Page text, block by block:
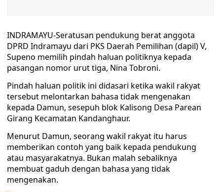
INDRAMAYU-Seratusan pendukung berat anggota
DPRD Indramayu dari PKS Daerah Pemilihan (dapil) V,
Supeno memilih pindah haluan politiknya kepada
pasangan nomor urut tiga, Nina Tobroni.
Pindah haluan politik ini didasari ketika wakil rakyat
tersebut melontarkan bahasa tidak mengenakan
kepada Damun, sesepuh blok Kalisong Desa Parean
Girang Kecamatan Kandanghaur.
Menurut Damun, seorang wakil rakyat itu harus
memberikan contoh yang baik kepada pendukung
atau masyarakatnya. Bukan malah sebaliknya
membuat gaduh dengan bahasa yang tidak
mengenakan.